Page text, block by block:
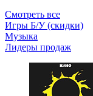
Смотреть все
Игры Б/У (скидки)
Музыка
Лидеры продаж